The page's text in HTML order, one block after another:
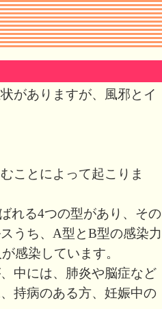
がありますが、風邪とイ
ことによって起こりま
れる4つの型があり、その
うち、A型とB型の感染力
感染しています。
中には、肺炎や脳症など
持病のある方、妊娠中の